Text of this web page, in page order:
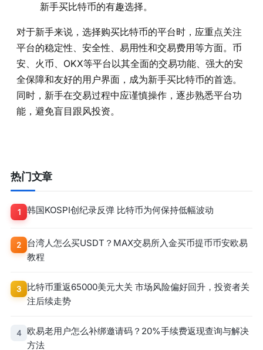
新手买比特币的有趣选择。
对于新手来说，选择购买比特币的平台时，应重点关注
平台的稳定性、安全性、易用性和交易费用等方面。币
安、火币、OKX等平台以其全面的交易功能、强大的安
全保障和友好的用户界面，成为新手买比特币的首选。
同时，新手在交易过程中应谨慎操作，逐步熟悉平台功
能，避免盲目跟风投资。
热门文章
1 韩国KOSPI创纪录反弹 比特币为何保持低幅波动
2
台湾人怎么买USDT？MAX交易所入金买币提币币安欧易
教程
3
比特币重返65000美元大关 市场风险偏好回升，投资者关
注后续走势
4
欧易老用户怎么补绑邀请码？20%手续费返现查询与解决
方法